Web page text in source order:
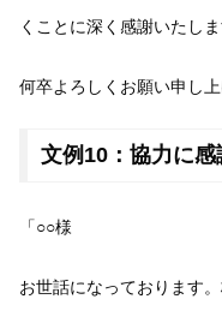
くことに深く感謝いたしま
何卒よろしくお願い申し上
文例10：協力に
「○○様
お世話になっております